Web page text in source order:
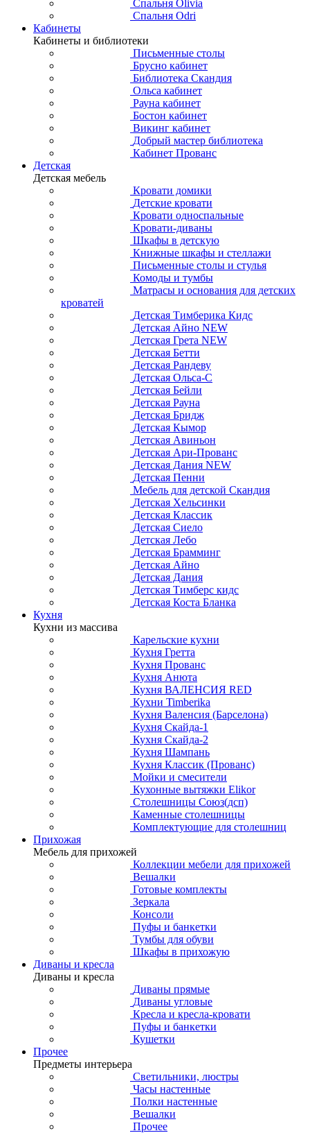
Спальня Olivia
Спальня Odri
Кабинеты
Кабинеты и библиотеки
Письменные столы
Брусно кабинет
Библиотека Скандия
Ольса кабинет
Рауна кабинет
Бостон кабинет
Викинг кабинет
Добрый мастер библиотека
Кабинет Прованс
Детская
Детская мебель
Кровати домики
Детские кровати
Кровати односпальные
Кровати-диваны
Шкафы в детскую
Книжные шкафы и стеллажи
Письменные столы и стулья
Комоды и тумбы
Матрасы и основания для детских
кроватей
Детская Тимберика Кидс
Детская Айно NEW
Детская Грета NEW
Детская Бетти
Детская Рандеву
Детская Ольса-С
Детская Бейли
Детская Рауна
Детская Бридж
Детская Кымор
Детская Авиньон
Детская Ари-Прованс
Детская Дания NEW
Детская Пенни
Мебель для детской Скандия
Детская Хельсинки
Детская Классик
Детская Сиело
Детская Лебо
Детская Брамминг
Детская Айно
Детская Дания
Детская Тимберс кидс
Детская Коста Бланка
Кухня
Кухни из массива
Карельские кухни
Кухня Гретта
Кухня Прованс
Кухня Анюта
Кухня ВАЛЕНСИЯ RED
Кухни Timberika
Кухня Валенсия (Барселона)
Кухня Скайда-1
Кухня Скайда-2
Кухня Шампань
Кухня Классик (Прованс)
Мойки и смесители
Кухонные вытяжки Elikor
Столешницы Союз(дсп)
Каменные столешницы
Комплектующие для столешниц
Прихожая
Мебель для прихожей
Коллекции мебели для прихожей
Вешалки
Готовые комплекты
Зеркала
Консоли
Пуфы и банкетки
Тумбы для обуви
Шкафы в прихожую
Диваны и кресла
Диваны и кресла
Диваны прямые
Диваны угловые
Кресла и кресла-кровати
Пуфы и банкетки
Кушетки
Прочее
Предметы интерьера
Светильники, люстры
Часы настенные
Полки настенные
Вешалки
Прочее